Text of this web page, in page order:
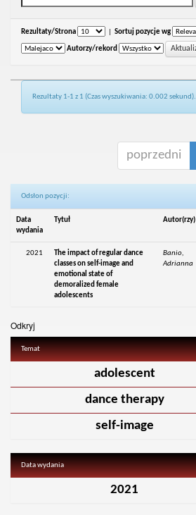
Rezultaty/Strona Sortuj pozycje wg
Autorzy/rekord
Rezultaty 1-1 z 1 (Czas wyszukiwania: 0.002 sekund).
poprzedni
Odsłon pozycji:
Data
wydania
Tytuł Autor(rzy)
2021
The impact of regular dance
classes on self-image and
emotional state of
demoralized female
adolescents
Banio,
Adrianna
Odkryj
Temat
adolescent
dance therapy
self-image
Data wydania
2021